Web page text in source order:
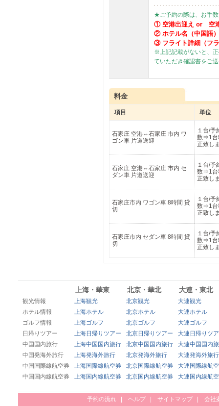
★ご予約の際は、お手
① 空港出迎え or 空
② ホテル名（中国語
③ フライト詳細（フ
※上記記載がないと、
ていただき確認書をご
料金
項目 単位
石家庄 空港⇔石家庄 市内 ワ
ゴン車 片道送迎
１台/予
数⇒1台
正致し
石家庄 空港⇔石家庄 市内 セ
ダン車 片道送迎
１台/予
数⇒1台
正致し
石家庄市内 ワゴン車 8時間 貸
切
１台/予
数⇒1台
正致し
石家庄市内 セダン車 8時間 貸
切
１台/予
数⇒1台
正致し
上海・華東 北京・華北 大連・東北
観光情報 上海観光 北京観光
大連観光
ホテル情報
上海ホテル 北京ホテル
大連ホテル
ゴルフ情報
上海ゴルフ 北京ゴルフ
大連ゴルフ
日帰りツアー
上海日帰りツアー 北京日帰りツアー
大連日帰りツ
中国国内旅行
上海中国国内旅行 北京中国国内旅行
大連中国国内
中国発海外旅行
上海発海外旅行 北京発海外旅行
大連発海外旅行
中国国際線航空券
上海国際線航空券 北京国際線航空券
大連国際線航
中国国内線航空券
上海国内線航空券 北京国内線航空券 大連国内線航
予約の流れ ヘルプ サイトマップ 会社